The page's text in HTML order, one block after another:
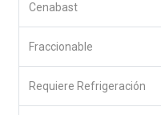
Cenabast
Fraccionable
Requiere Refrigeración
es